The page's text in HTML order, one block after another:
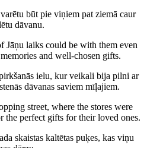
būt pie viņiem pat ziemā caur
dāvanu.
Jāņu laiks could be with them even
and well-chosen gifts.
ielu, kur veikali bija pilni ar
dāvanas saviem mīļajiem.
street, where the stores were
perfect gifts for their loved ones.
skaistas kaltētas puķes, kas viņu